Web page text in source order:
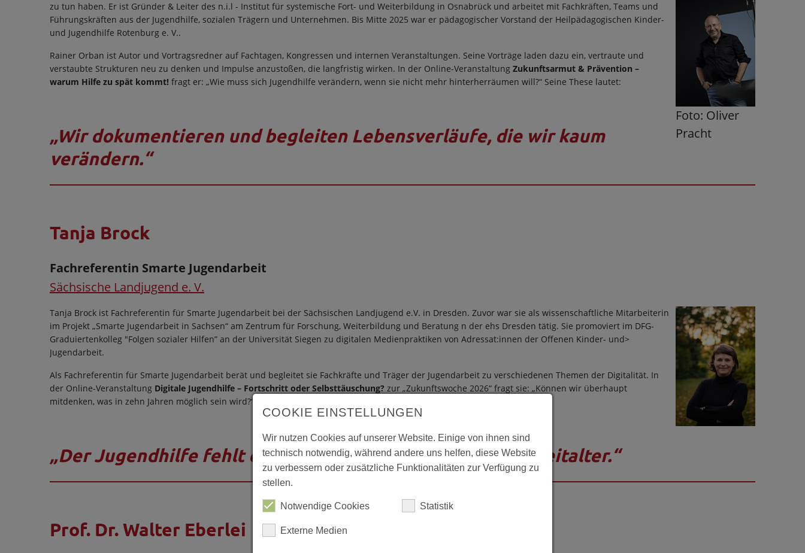
Foto: Oliver
Pracht
zu tun haben. Er ist Gründer & Leiter des n.i.l - Institut für systemische Fort- und Weiterbildung in Osnabrück und arbeitet mit Fachkräften, Teams und
Führungskräften aus der Jugendhilfe, sozialen Trägern und Unternehmen. Bis Mitte 2025 war er pädagogischer Vorstand der Heilpädagogischen Kinder-
und Jugendhilfe Rotenburg e. V..
Rainer Orban ist Autor und Vortragsredner auf Fachtagen, Kongressen und internen Veranstaltungen. Seine Vorträge laden dazu ein, vertraute und
verstaubte Strukturen neu zu denken und Impulse anzustoßen, die langfristig wirken. In der Online-Veranstaltung Zukunftsarmut & Prävention –
warum Hilfe zu spät kommt! fragt er: „Wie muss sich Jugendhilfe verändern, wenn sie nicht mehr hinterherräumen will?“ Seine These lautet:
„Wir dokumentieren und begleiten Lebensverläufe, die wir kaum
verändern.“
Tanja Brock
Fachreferentin Smarte Jugendarbeit
Sächsische Landjugend e. V.
Tanja Brock ist Fachreferentin für Smarte Jugendarbeit bei der Sächsischen Landjugend e.V. in Dresden. Zuvor war sie als wissenschaftliche Mitarbeiterin
im Projekt „Smarte Jugendarbeit in Sachsen“ am Zentrum für Forschung, Weiterbildung und Beratung n der ehs Dresden tätig. Sie promoviert im DFG-
Graduiertenkolleg "Folgen sozialer Hilfen” an der Universität Siegen zu digitalen Medienpraktiken von Adressat:innen der Offenen Kinder- und>
Jugendarbeit.
Als Fachreferentin für Smarte Jugendarbeit berät und begleitet sie Fachkräfte und Träger der Jugendarbeit zu verschiedenen Themen der Digitalität. In
der Online-Veranstaltung Digitale Jugendhilfe – Fortschritt oder Selbsttäuschung?zur „Zukunftswoche 2026“ fragt sie: „Können wir überhaupt
mitdenken, was in zehn Jahren möglich sein wird?“ Ihre These lautet:
„Der Jugendhilfe fehlt eine eigene Haltung im digitalen Zeitalter.“
Prof. Dr. Walter Eberlei
COOKIE EINSTELLUNGEN
Wir nutzen Cookies auf unserer Website. Einige von ihnen sind
technisch notwendig, während andere uns helfen, diese Website
zu verbessern oder zusätzliche Funktionalitäten zur Verfügung zu
stellen.
Notwendige Cookies Statistik
Externe Medien